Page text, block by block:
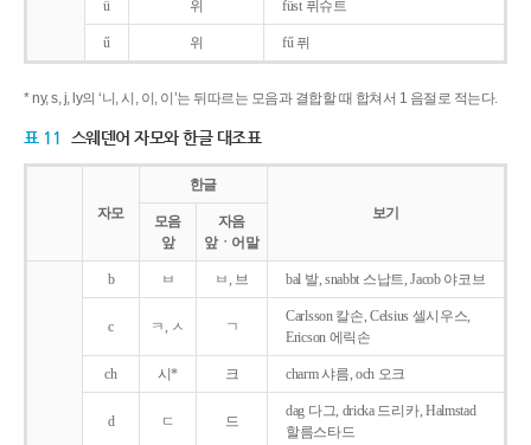
ü 위 füst 퓌슈트
ű 위 fű 퓌
* ny, s, j, ly의 ‘니, 시, 이, 이’는 뒤따르는 모음과 결합할 때 합쳐서 1 음절로 적는다.
표 11 스웨덴어 자모와 한글 대조표
자모
한글
보기
모음
앞
자음
앞ㆍ어말
b ㅂ ㅂ, 브 bal 발, snabbt 스납트, Jacob 야코브
c ㅋ, ㅅ ㄱ
Carlsson 칼손, Celsius 셀시우스,
Ericson 에릭손
ch 시* 크 charm 샤름, och 오크
d ㄷ 드
dag 다그, dricka 드리카, Halmstad
할름스타드